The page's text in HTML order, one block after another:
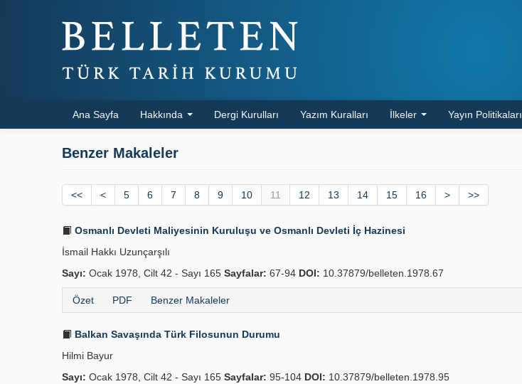
Ana Sayfa Hakkında Dergi Kurulları Yazım Kuralları İlkeler Yayın Politikaları
Benzer Makaleler
<< < 5 6 7 8 9 10 11 12 13 14 15 16 > >>
Osmanlı Devleti Maliyesinin Kuruluşu ve Osmanlı Devleti İç Hazinesi
İsmail Hakkı Uzunçarşılı
Sayı: Ocak 1978, Cilt 42 - Sayı 165 Sayfalar: 67-94 DOI: 10.37879/belleten.1978.67
Özet PDF Benzer Makaleler
Balkan Savaşında Türk Filosunun Durumu
Hilmi Bayur
Sayı: Ocak 1978, Cilt 42 - Sayı 165 Sayfalar: 95-104 DOI: 10.37879/belleten.1978.95